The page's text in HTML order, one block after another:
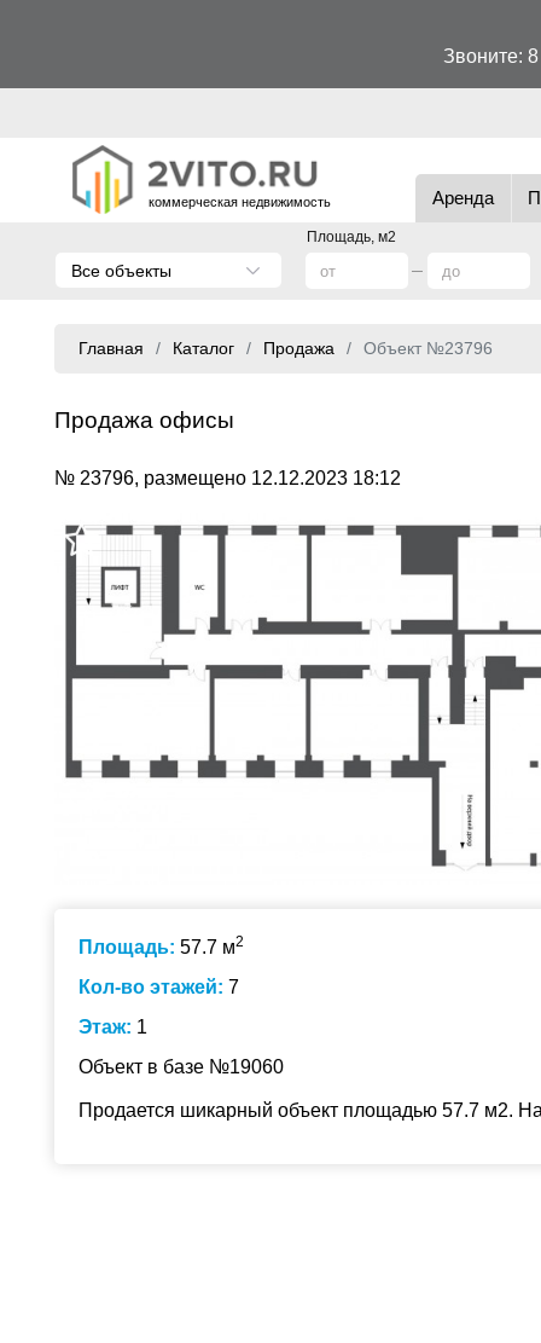
Звоните:
коммерческая недвижимость Аренда
Площадь, м2
Все объекты
Главная Каталог Продажа Объект №23796
Продажа офисы
№ 23796, размещено 12.12.2023 18:12
Площадь: 57.7 м2
Кол-во этажей: 7
Этаж: 1
Объект в базе №19060
Продается шикарный объект площадью 57.7 м2.